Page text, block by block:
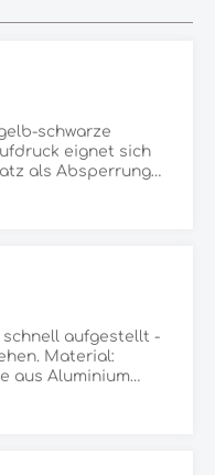
eignet sich
als Absperrung
Händler auf der
schnell aufgestellt -
Bewertung von 5